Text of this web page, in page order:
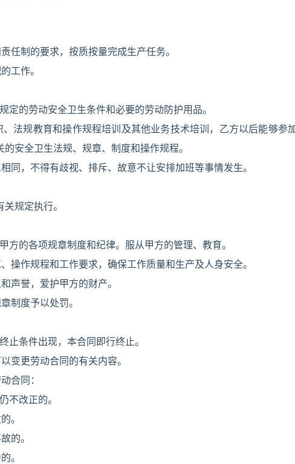
任制的要求，按质按量完成生产任务。
工作。
定的劳动安全卫生条件和必要的劳动防护用品。
法规教育和操作规程培训及其他业务技术培训，乙方以后能够参
安全卫生法规、规章、制度和操作规程。
同，不得有歧视、排斥、故意不让安排加班等事情发生。
规定执行。
方的各项规章制度和纪律。服从甲方的管理、教育。
操作规程和工作要求，确保工作质量和生产及人身安全。
声誉，爱护甲方的财产。
制度予以处罚。
止条件出现，本合同即行终止。
变更劳动合同的有关内容。
合同：
不改正的。
。
的。
。